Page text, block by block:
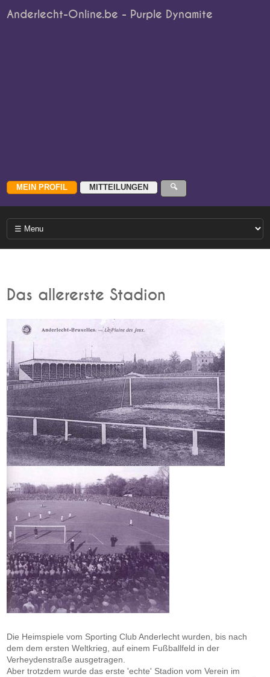
Anderlecht-Online.be - Purple Dynamite
Das allererste Stadion
Die Heimspiele vom Sporting Club Anderlecht wurden, bis nach
dem dem ersten Weltkrieg, auf einem Fußballfeld in der
Verheydenstraße ausgetragen.
Aber trotzdem wurde das erste 'echte' Stadion vom Verein im